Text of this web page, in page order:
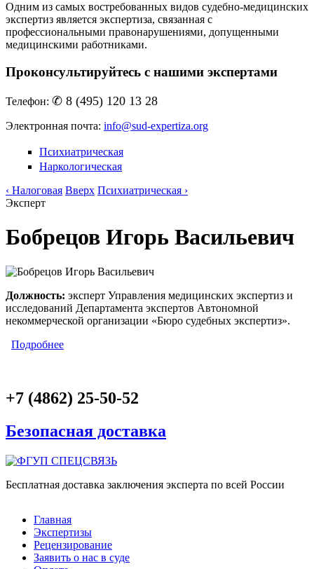
Одним из самых востребованных видов судебно-медицинских
экспертиз является экспертиза, связанная с
профессиональными правонарушениями, допущенными
медицинскими работниками.
Проконсультируйтесь с нашими экспертами
Телефон: ✆ 8 (495) 120 13 28
Электронная почта: info@sud-expertiza.org
Психиатрическая
Наркологическая
‹ Налоговая Вверх Психиатрическая ›
Эксперт
Бобрецов Игорь Васильевич
Должность: эксперт Управления медицинских экспертиз и
исследований Департамента экспертов Автономной
некоммерческой организации «Бюро судебных экспертиз».
Подробнее
+7 (4862) 25-50-52
Безопасная доставка
Бесплатная доставка заключения эксперта по всей России
Главное меню
Главная
Экспертизы
Рецензирование
Заявить о нас в суде